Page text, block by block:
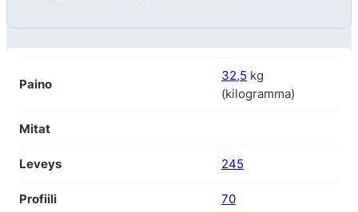
Paino
32,5 kg
(kilogramma)
Mitat
Leveys 245
Profiili 70